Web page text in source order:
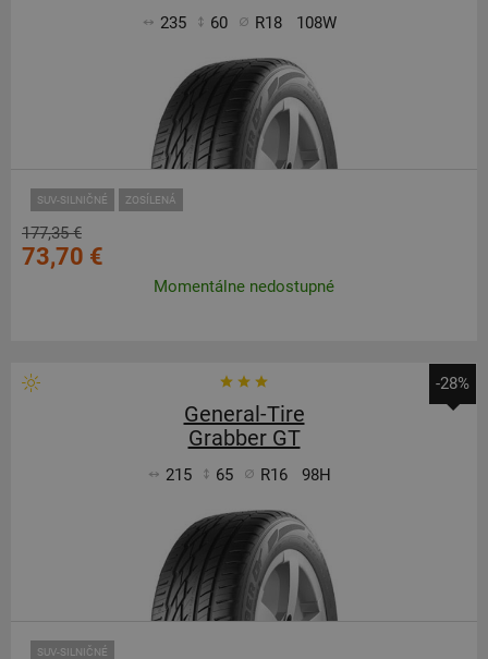
235 60 R18 108W
SUV-SILNIČNÉ ZOSÍLENÁ
177,35 €
73,70 €
Momentálne nedostupné
-28%
General-Tire
Grabber GT
215 65 R16 98H
SUV-SILNIČNÉ